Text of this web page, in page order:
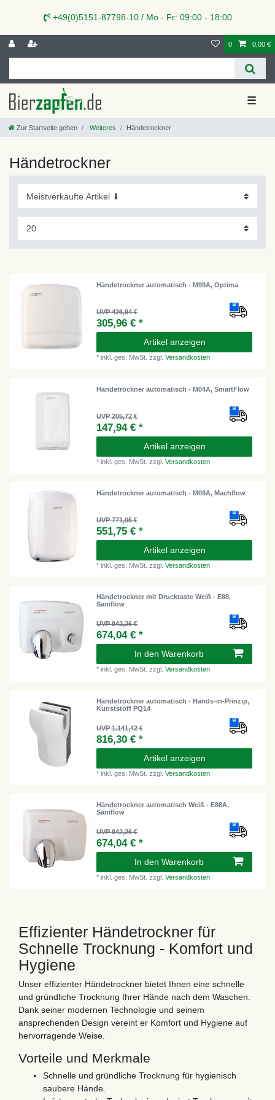
+49(0)5151-87798-10 / Mo - Fr: 09:00 - 18:00
0 0,00 €
☰
Zur Startseite gehen Weiteres Händetrockner
Händetrockner
Händetrockner automatisch - M99A, Optima
UVP 426,94 €
305,96 € *
Artikel anzeigen
*inkl. ges. MwSt. zzgl.Versandkosten
Händetrockner automatisch - M04A, SmartFlow
UVP 205,72 €
147,94 € *
Artikel anzeigen
*inkl. ges. MwSt. zzgl.Versandkosten
Händetrockner automatisch - M09A, Machflow
UVP 771,05 €
551,75 € *
Artikel anzeigen
*inkl. ges. MwSt. zzgl.Versandkosten
Händetrockner mit Drucktaste Weiß - E88,
Saniflow
UVP 942,26 €
674,04 € *
In den Warenkorb
*inkl. ges. MwSt. zzgl.Versandkosten
Händetrockner automatisch - Hands-in-Prinzip,
Kunststoff PQ14
UVP 1.141,42 €
816,30 € *
Artikel anzeigen
*inkl. ges. MwSt. zzgl.Versandkosten
Händetrockner automatisch Weiß - E88A,
Saniflow
UVP 942,26 €
674,04 € *
In den Warenkorb
*inkl. ges. MwSt. zzgl.Versandkosten
Effizienter Händetrockner für
Schnelle Trocknung - Komfort und
Hygiene
Unser effizienter Händetrockner bietet Ihnen eine schnelle
und gründliche Trocknung Ihrer Hände nach dem Waschen.
Dank seiner modernen Technologie und seinem
ansprechenden Design vereint er Komfort und Hygiene auf
hervorragende Weise.
Vorteile und Merkmale
Schnelle und gründliche Trocknung für hygienisch
saubere Hände.